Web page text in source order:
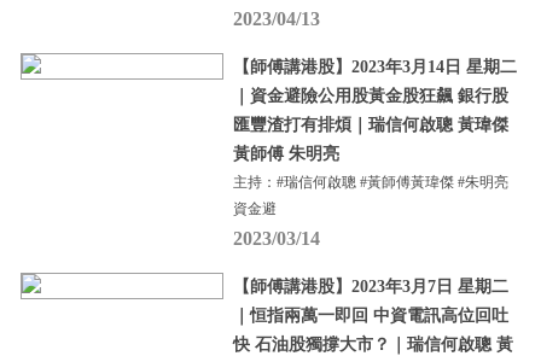
2023/04/13
【師傅講港股】2023年3月14日 星期二
｜資金避險公用股黃金股狂飆 銀行股
匯豐渣打有排煩｜瑞信何啟聰 黃瑋傑
黃師傅 朱明亮
主持：#瑞信何啟聰 #黃師傅黃瑋傑 #朱明亮
資金避
2023/03/14
【師傅講港股】2023年3月7日 星期二
｜恒指兩萬一即回 中資電訊高位回吐
快 石油股獨撐大市？｜瑞信何啟聰 黃